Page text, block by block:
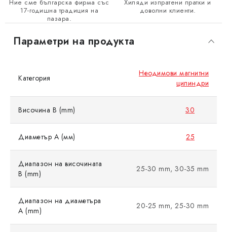
Ние сме българска фирма със
17-годишна традиция на
пазара.
Хиляди изпратени пратки и
доволни клиенти.
Параметри на продукта
Категория
Неодимови магнитни
цилиндри
Височина B (mm) 30
Диаметър A (мм) 25
Диапазон на височината
B (mm)
25-30 mm, 30-35 mm
Диапазон на диаметъра
A (mm)
20-25 mm, 25-30 mm